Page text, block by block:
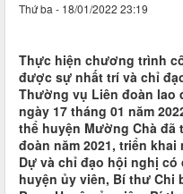
Thứ ba - 18/01/2022 23:19
Thực hiện chương trình
được sự nhất trí và chỉ
Thường vụ Liên đoàn lao
ngày 17 tháng 01 năm
thể huyện Mường Chà
đoàn năm 2021, triển khai
Dự và chỉ đạo hội nghị
huyện ủy viên, Bí thư Chi